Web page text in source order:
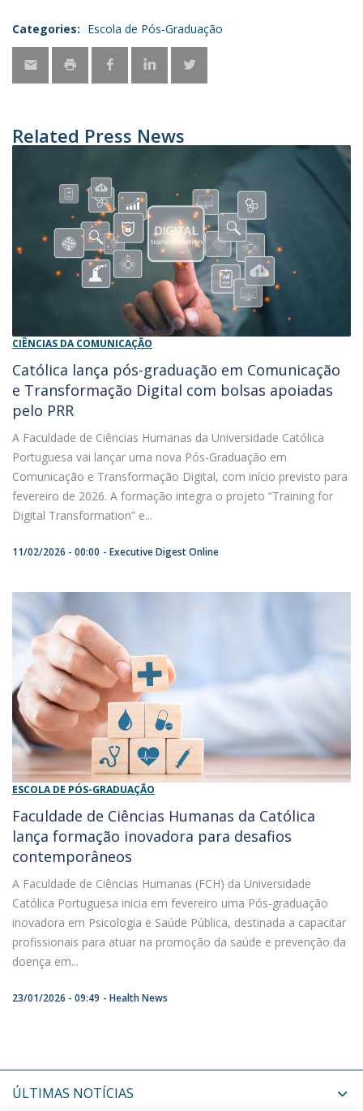
Categories: Escola de Pós-Graduação
Related Press News
CIÊNCIAS DA COMUNICAÇÃO
Católica lança pós-graduação em Comunicação
e Transformação Digital com bolsas apoiadas
pelo PRR
A Faculdade de Ciências Humanas da Universidade Católica
Portuguesa vai lançar uma nova Pós-Graduação em
Comunicação e Transformação Digital, com início previsto para
fevereiro de 2026. A formação integra o projeto “Training for
Digital Transformation” e...
11/02/2026 - 00:00 Executive Digest Online
ESCOLA DE PÓS-GRADUAÇÃO
Faculdade de Ciências Humanas da Católica
lança formação inovadora para desafios
contemporâneos
A Faculdade de Ciências Humanas (FCH) da Universidade
Católica Portuguesa inicia em fevereiro uma Pós-graduação
inovadora em Psicologia e Saúde Pública, destinada a capacitar
profissionais para atuar na promoção da saúde e prevenção da
doença em...
23/01/2026 - 09:49 Health News
ÚLTIMAS NOTÍCIAS